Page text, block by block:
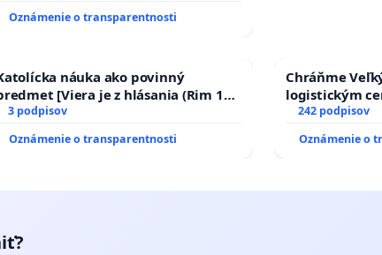
Oznámenie o transparentnosti
náuka ako povinný
[Viera je z hlásania (Rim 10,
17)]
3 podpisov
Oznámenie o transparentnosti
Chráňme
logistickým
242 podpisov
Oznámenie o